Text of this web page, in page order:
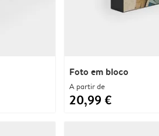
Foto em bloco
A partir de
20,99 €